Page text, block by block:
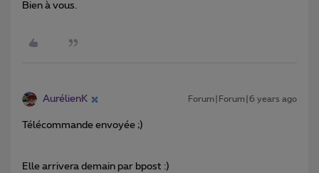
Bien à vous.
AurélienK Forum|Forum|6 years ago
Télécommande envoyée ;)
Elle arrivera demain par bpost :)